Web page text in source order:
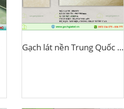
Gạch lát nền Trung Quốc HK52Y